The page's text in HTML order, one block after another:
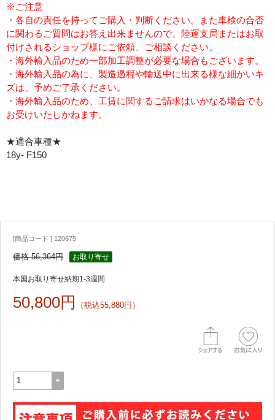
※ご注意
・各自の責任を持ってご購入・判断ください。また車検の合否
に関わるご質問はお答え出来ませんので、陸運支局またはお取
付けされるショップ様にご依頼、ご相談ください。
・海外輸入品のため一部加工調整が必要な場合もございます。
・海外輸入品の為に、製造過程や輸送中に出来る様な細かいキ
ズは、予めご了承ください。
・海外輸入品のため、工賃に関するご請求はいかなる場合でも
お受けいたしかねます。
★適合車種★
18y- F150
[商品コード ] 120675
価格 56,364円 お取り寄せ
本国お取り寄せ納期1-3週間
50,800円 （税込55,880円）